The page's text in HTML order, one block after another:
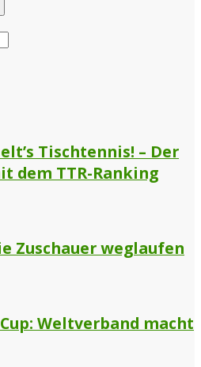
Tischtennis! – Der
dem TTR-Ranking
Zuschauer weglaufen
Weltverband macht